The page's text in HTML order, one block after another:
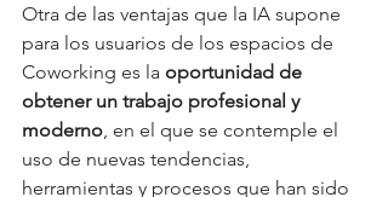
Otra de las ventajas que la IA supone
para los usuarios de los espacios de
Coworking es la oportunidad de
obtener un trabajo profesional y
moderno , en el que se contemple el
uso de nuevas tendencias,
herramientas y procesos que han sido